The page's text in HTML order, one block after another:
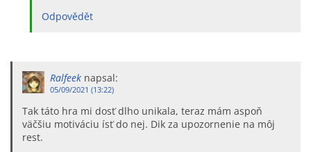
Odpovědět
Ralfeek napsal:
05/09/2021 (13:22)
Tak táto hra mi dosť dlho unikala, teraz mám aspoň
väčšiu motiváciu ísť do nej. Dik za upozornenie na môj
rest.